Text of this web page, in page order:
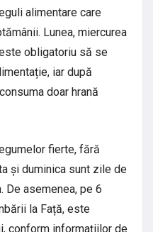
alimentare care
Lunea, miercurea
obligatoriu să se
iar după
doar hrană
fierte, fără
și duminica sunt zile de
De asemenea, pe 6
la Față, este
conform informațiilor de